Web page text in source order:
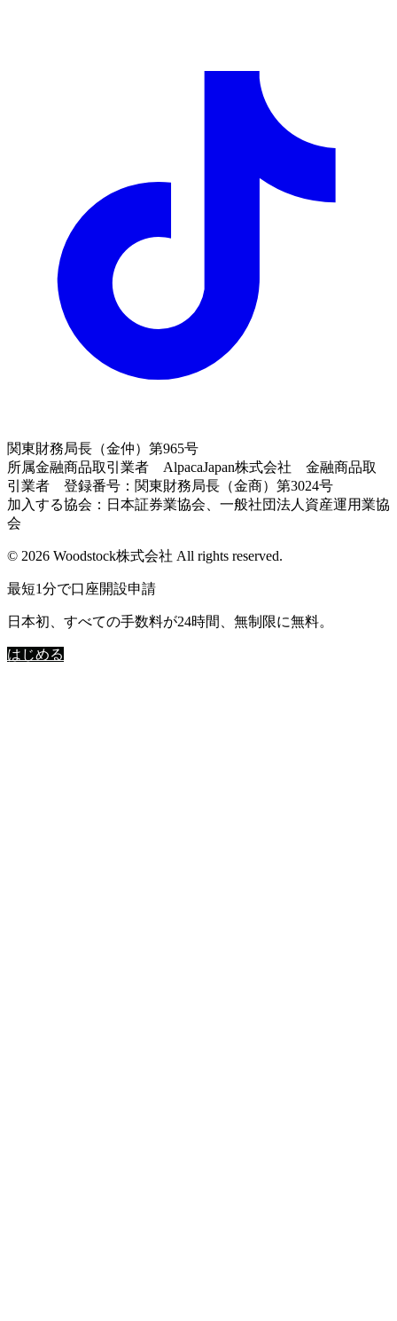
関東財務局長（金仲）第965号
所属金融商品取引業者 AlpacaJapan株式会社 金融商品取
引業者 登録番号：関東財務局長（金商）第3024号
加入する協会：日本証券業協会、一般社団法人資産運用業協
会
© 2026 Woodstock株式会社 All rights reserved.
最短1分で口座開設申請
日本初、すべての手数料が24時間、無制限に無料。
はじめる